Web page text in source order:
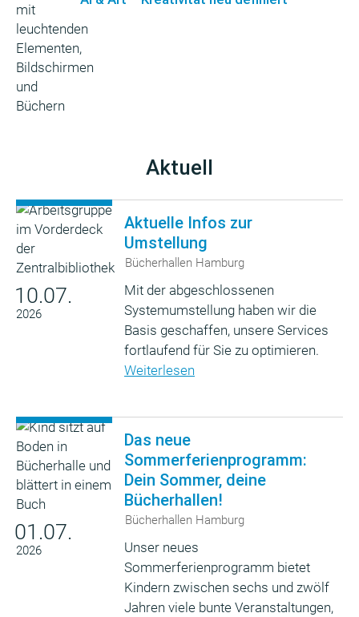
Aktuell
10.07.
2026
Aktuelle Infos zur
Umstellung
Bücherhallen Hamburg
Mit der abgeschlossenen
Systemumstellung haben wir die
Basis geschaffen, unsere Services
fortlaufend für Sie zu optimieren.
Weiterlesen
01.07.
2026
Das neue
Sommerferienprogramm:
Dein Sommer, deine
Bücherhallen!
Bücherhallen Hamburg
Unser neues
Sommerferienprogramm bietet
Kindern zwischen sechs und zwölf
Jahren viele bunte Veranstaltungen,